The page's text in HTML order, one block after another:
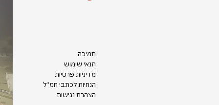
תמיכה
תנאי שימוש
מדיניות פרטיות
הנחיות לכתבי חמ״ל
הצהרת נגישות